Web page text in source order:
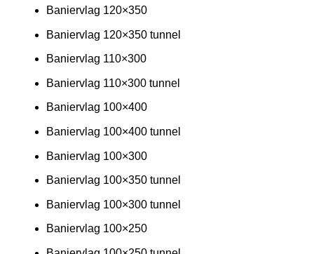
Baniervlag 120×350
Baniervlag 120×350 tunnel
Baniervlag 110×300
Baniervlag 110×300 tunnel
Baniervlag 100×400
Baniervlag 100×400 tunnel
Baniervlag 100×300
Baniervlag 100×350 tunnel
Baniervlag 100×300 tunnel
Baniervlag 100×250